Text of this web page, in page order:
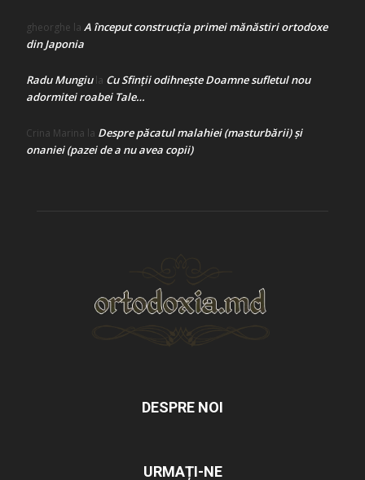
gheorghe la A început construcţia primei mănăstiri ortodoxe
din Japonia
Radu Mungiula Cu Sfinții odihnește Doamne sufletul nou
adormitei roabei Tale…
Crina Marina la Despre păcatul malahiei (masturbării) şi
onaniei (pazei de a nu avea copii)
DESPRE NOI
URMAȚI-NE